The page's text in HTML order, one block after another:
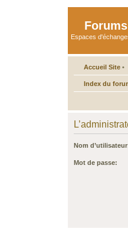
Espaces
Accueil Site •
Index du
Nom
Mot de passe: